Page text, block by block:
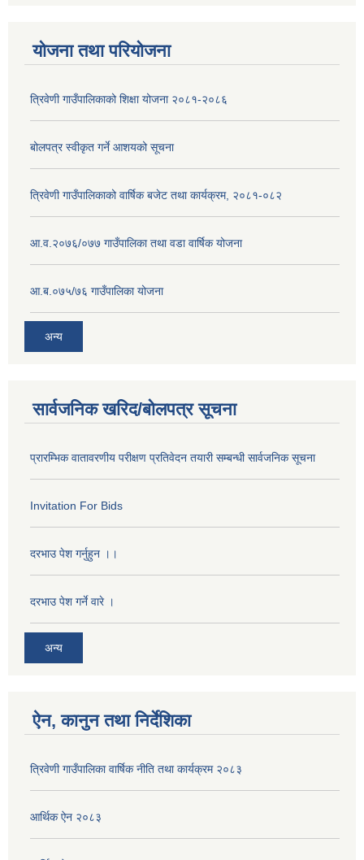
योजना तथा परियोजना
त्रिवेणी गाउँपालिकाको शिक्षा योजना २०८१-२०८६
बोलपत्र स्वीकृत गर्ने आशयको सूचना
त्रिवेणी गाउँपालिकाको वार्षिक बजेट तथा कार्यक्रम, २०८१-०८२
आ.व.२०७६/०७७ गाउँपालिका तथा वडा वार्षिक योजना
आ.ब.०७५/७६ गाउँपालिका योजना
अन्य
सार्वजनिक खरिद/बोलपत्र सूचना
प्रारम्भिक वातावरणीय परीक्षण प्रतिवेदन तयारी सम्बन्धी सार्वजनिक सूचना
Invitation For Bids
दरभाउ पेश गर्नुहुन ।।
दरभाउ पेश गर्ने वारे ।
अन्य
ऐन, कानुन तथा निर्देशिका
त्रिवेणी गाउँपालिका वार्षिक नीति तथा कार्यक्रम २०८३
आर्थिक ऐन २०८३